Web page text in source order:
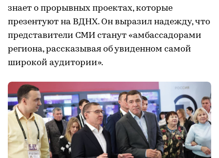
знает о прорывных проектах, которые
презентуют на ВДНХ. Он выразил надежду, что
представители СМИ станут «амбассадорами
региона, рассказывая об увиденном самой
широкой аудитории».